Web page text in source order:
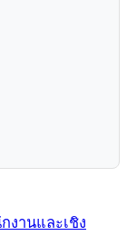
งานและเชิง